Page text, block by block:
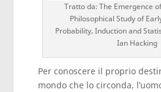
Tratto da: The Emergence
Philosophical Study of
Probability, Induction and
Ian Hacking
Per conoscere il proprio
mondo che lo circonda,